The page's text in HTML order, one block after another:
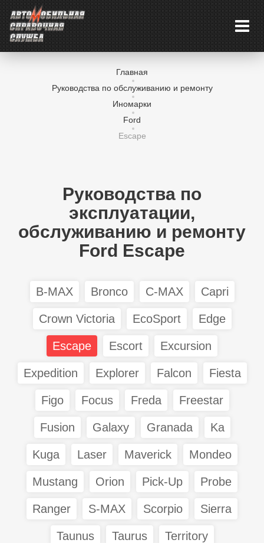
Главная
Руководства по обслуживанию и ремонту
Иномарки
Ford
Escape
Руководства по
эксплуатации,
обслуживанию и ремонту
Ford Escape
B-MAX Bronco C-MAX Capri
Crown Victoria EcoSport Edge
Escape Escort Excursion
Expedition Explorer Falcon Fiesta
Figo Focus Freda Freestar
Fusion Galaxy Granada Ka
Kuga Laser Maverick Mondeo
Mustang Orion Pick-Up Probe
Ranger S-MAX Scorpio Sierra
Taunus Taurus Territory